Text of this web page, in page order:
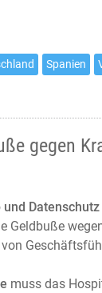
Spanien
gegen
Datenschutz
Geldbuße
muss das